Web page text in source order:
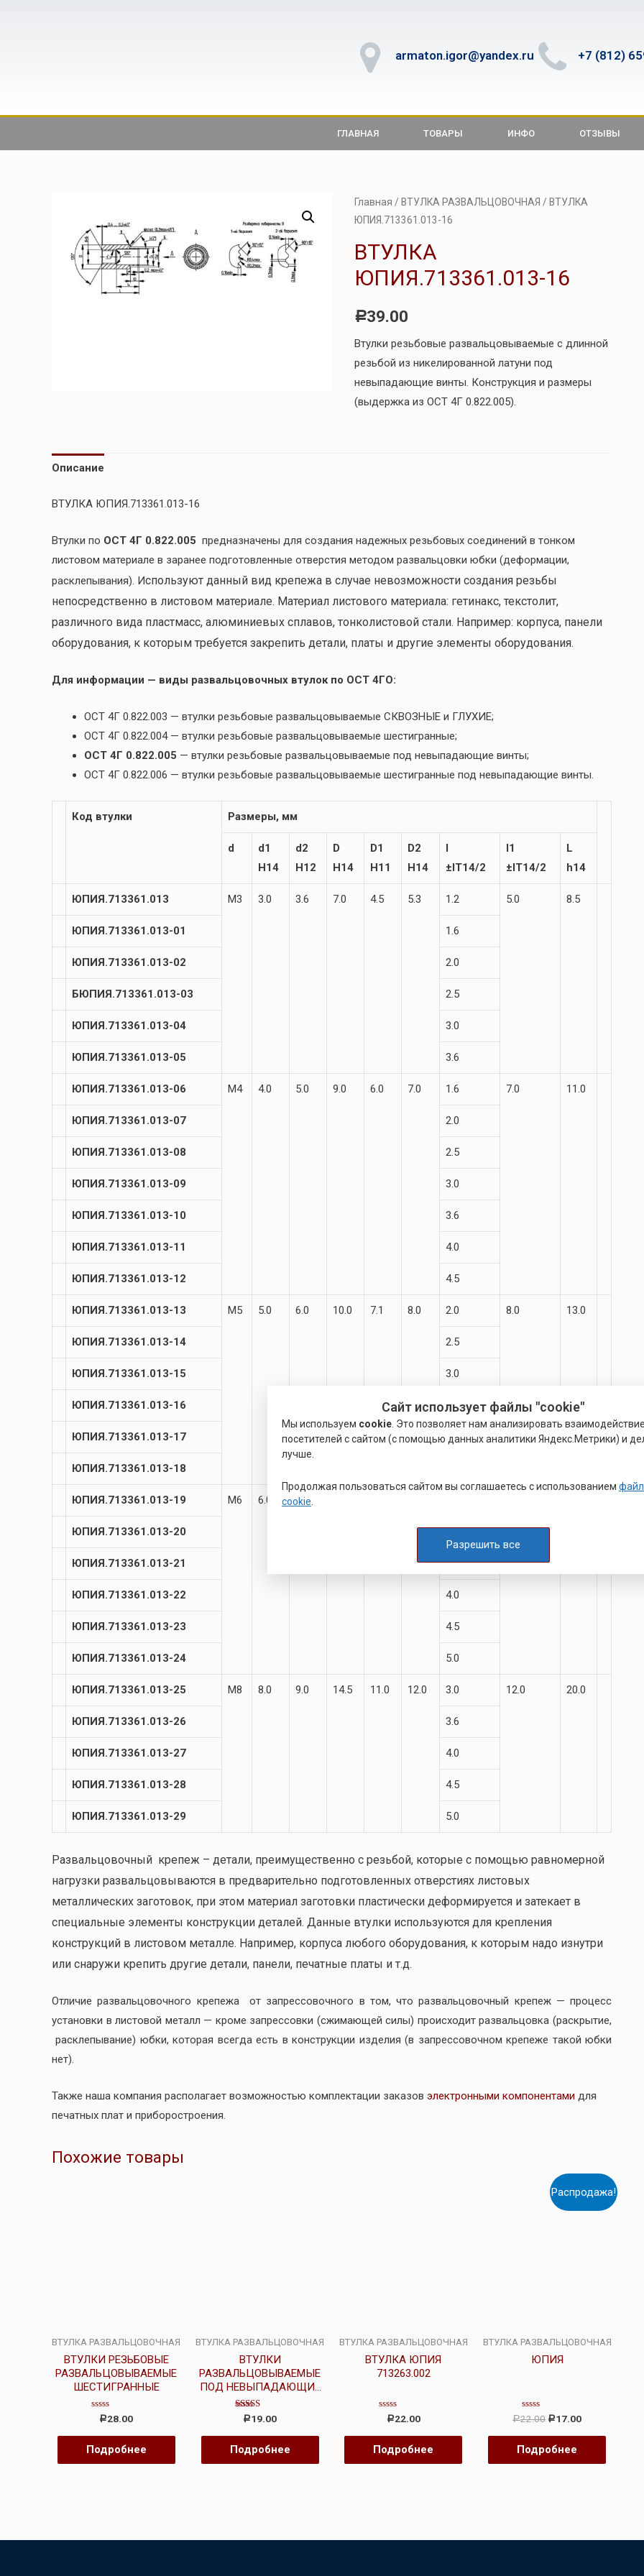
armaton.igor@yandex.ru +7 (812)
ГЛАВНАЯ ТОВАРЫ ИНФО ОТЗЫВЫ
Главная / ВТУЛКА РАЗВАЛЬЦОВОЧНАЯ / ВТУЛКА
ЮПИЯ.713361.013-16
ВТУЛКА
ЮПИЯ.713361.013-16
Р39.00
Втулки резьбовые развальцовываемые с длинной
резьбой из никелированной латуни под
невыпадающие винты. Конструкция и размеры
(выдержка из ОСТ 4Г 0.822.005).
Описание
ВТУЛКА ЮПИЯ.713361.013-16
Втулки по ОСТ 4Г 0.822.005 предназначены для создания надежных резьбовых соединений в тонком
листовом материале в заранее подготовленные отверстия методом развальцовки юбки (деформации,
расклепывания). Используют данный вид крепежа в случае невозможности создания резьбы
непосредственно в листовом материале. Материал листового материала: гетинакс, текстолит,
различного вида пластмасс, алюминиевых сплавов, тонколистовой стали. Например: корпуса, панели
оборудования, к которым требуется закрепить детали, платы и другие элементы оборудования.
Для информации — виды развальцовочных втулок по ОСТ 4ГО:
ОСТ 4Г 0.822.003 — втулки резьбовые развальцовываемые СКВОЗНЫЕ и ГЛУХИЕ;
ОСТ 4Г 0.822.004 — втулки резьбовые развальцовываемые шестигранные;
ОСТ 4Г 0.822.005 — втулки резьбовые развальцовываемые под невыпадающие винты;
ОСТ 4Г 0.822.006 — втулки резьбовые развальцовываемые шестигранные под невыпадающие винты.
Код втулки Размеры, мм
d
d1
H14
d2
H12
D
H14
D1
H11
D2
H14
l
±IT14/2
l1
±IT14/2
L
h14
ЮПИЯ.713361.013 М3 3.0 3.6 7.0 4.5 5.3 1.2 5.0 8.5
ЮПИЯ.713361.013-01 1.6
ЮПИЯ.713361.013-02 2.0
БЮПИЯ.713361.013-03 2.5
ЮПИЯ.713361.013-04 3.0
ЮПИЯ.713361.013-05 3.6
ЮПИЯ.713361.013-06 М4 4.0 5.0 9.0 6.0 7.0 1.6 7.0 11.0
ЮПИЯ.713361.013-07 2.0
ЮПИЯ.713361.013-08 2.5
ЮПИЯ.713361.013-09 3.0
ЮПИЯ.713361.013-10 3.6
ЮПИЯ.713361.013-11 4.0
ЮПИЯ.713361.013-12 4.5
ЮПИЯ.713361.013-13 М5 5.0 6.0 10.0 7.1 8.0 2.0 8.0 13.0
ЮПИЯ.713361.013-14 2.5
ЮПИЯ.713361.013-15 3.0
ЮПИЯ.713361.013-16 3.6
ЮПИЯ.713361.013-17 4.0
ЮПИЯ.713361.013-18
ЮПИЯ.713361.013-19 М6 6.0 7.0
ЮПИЯ.713361.013-20 3.0
ЮПИЯ.713361.013-21 3.6
ЮПИЯ.713361.013-22 4.0
ЮПИЯ.713361.013-23 4.5
ЮПИЯ.713361.013-24 5.0
ЮПИЯ.713361.013-25 М8 8.0 9.0 14.5 11.0 12.0 3.0 12.0 20.0
ЮПИЯ.713361.013-26 3.6
ЮПИЯ.713361.013-27 4.0
ЮПИЯ.713361.013-28 4.5
ЮПИЯ.713361.013-29 5.0
Развальцовочный крепеж – детали, преимущественно с резьбой, которые с помощью равномерной
нагрузки развальцовываются в предварительно подготовленных отверстиях листовых
металлических заготовок, при этом материал заготовки пластически деформируется и затекает в
специальные элементы конструкции деталей. Данные втулки используются для крепления
конструкций в листовом металле. Например, корпуса любого оборудования, к которым надо изнутри
или снаружи крепить другие детали, панели, печатные платы и т.д.
Отличие развальцовочного крепежа от запрессовочного в том, что развальцовочный крепеж — процесс
установки в листовой металл — кроме запрессовки (сжимающей силы) происходит развальцовка (раскрытие,
расклепывание) юбки, которая всегда есть в конструкции изделия (в запрессовочном крепеже такой юбки
нет).
Также наша компания располагает возможностью комплектации заказов электронными компонентами для
печатных плат и приборостроения.
Похожие товары
ВТУЛКА РАЗВАЛЬЦОВОЧНАЯ
ВТУЛКИ РЕЗЬБОВЫЕ
РАЗВАЛЬЦОВЫВАЕМЫЕ
ШЕСТИГРАННЫЕ
Оценка
из
5
Р28.00
Подробнее
ВТУЛКА РАЗВАЛЬЦОВОЧНАЯ
ВТУЛКИ
РАЗВАЛЬЦОВЫВАЕМЫЕ
ПОД НЕВЫПАДАЮЩИЕ
ВИНТЫ
Оценка
из 5
Р19.00
Подробнее
ВТУЛКА РАЗВАЛЬЦОВОЧНАЯ
ВТУЛКА ЮПИЯ
713263.002
Оценка
из
5
Р22.00
Подробнее
Распродажа!
ВТУЛКА РАЗВАЛЬЦОВОЧНАЯ
ЮПИЯ
Оценка
из
5
Р22.00 Р17.00
Подробнее
Сайт использует файлы "cookie"
Мы используем cookie . Это позволяет нам анализировать взаимодействие
посетителей с сайтом (с помощью данных аналитики Яндекс.Метрики) и
лучше.
Продолжая пользоваться сайтом вы соглашаетесь с использованием
cookie
Разрешить все